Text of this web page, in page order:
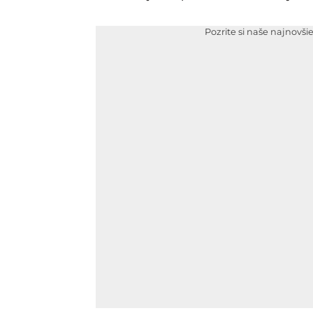
Pozrite si naše